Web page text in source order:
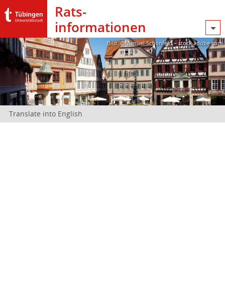
Rats­
informationen
Bild: @Manuel Schönfeld – stock.adobe.com
Translate into English